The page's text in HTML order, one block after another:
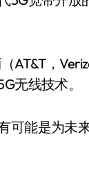
AT&T，
无线技术。
可能是为未